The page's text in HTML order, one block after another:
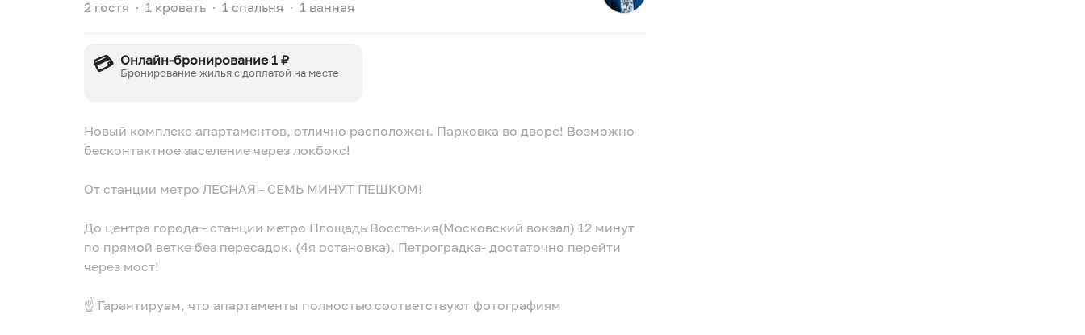
2 гостя ∙ 1 кровать ∙ 1 спальня ∙ 1 ванная
💳 Онлайн-бронирование 1 ₽
Бронирование жилья с доплатой на месте
Новый комплекс апартаментов, отлично расположен. Парковка во дворе! Возможно
бесконтактное заселение через локбокс!
От станции метро ЛЕСНАЯ - СЕМЬ МИНУТ ПЕШКОМ!
️До центра города - станции метро Площадь Восстания(Московский вокзал) 12 минут
по прямой ветке без пересадок. (4я остановка). Петроградка- достаточно перейти
через мост!
☝️ Гарантируем, что апартаменты полностью соответствуют фотографиям